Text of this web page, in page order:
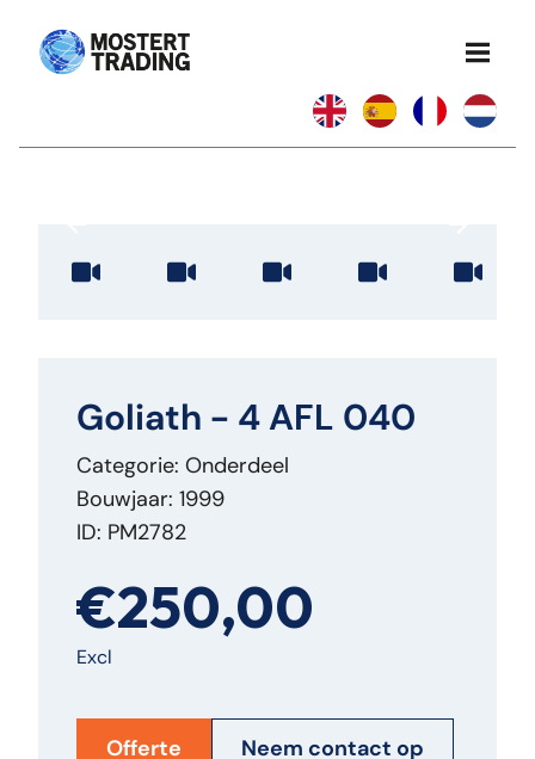
Goliath - 4 AFL 040
Categorie: Onderdeel
Bouwjaar: 1999
ID: PM2782
€250,00
Excl
Offerte Neem contact op